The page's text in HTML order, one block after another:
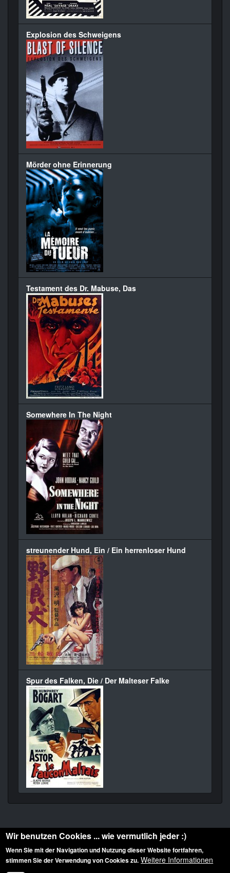
Explosion des Schweigens
Mörder ohne Erinnerung
Testament des Dr. Mabuse, Das
Somewhere In The Night
streunender Hund, Ein / Ein herrenloser Hund
Spur des Falken, Die / Der Malteser Falke
Diese Website ist urheberrechtlich geschützt: © 2010-2026 der Film Noir de. Alle
Wir benutzen Cookies ... wie vermutlich jeder :)
Wenn Sie mit der Navigation und Nutzung dieser Website fortfahren,
stimmen Sie der Verwendung von Cookies zu. Weitere Informationen